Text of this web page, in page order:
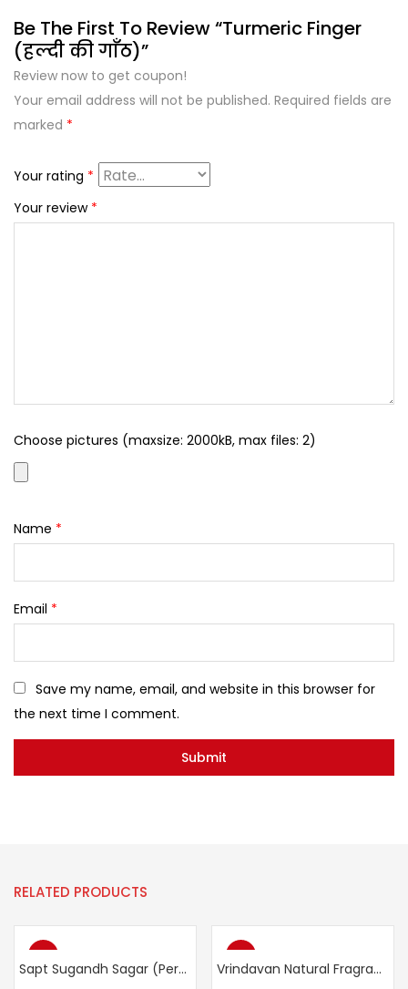
Be The First To Review “Turmeric Finger
(हल्दी की गाँठ)”
Review now to get coupon!
Your email address will not be published. Required fields are
marked *
Your rating *
Your review *
Choose pictures (maxsize: 2000kB, max files: 2)
Name *
Email *
Save my name, email, and website in this browser for
the next time I comment.
RELATED PRODUCTS
-5%
Sapt Sugandh Sagar (Perfume)
-17%
Vrindavan Natural Fragrance Spray